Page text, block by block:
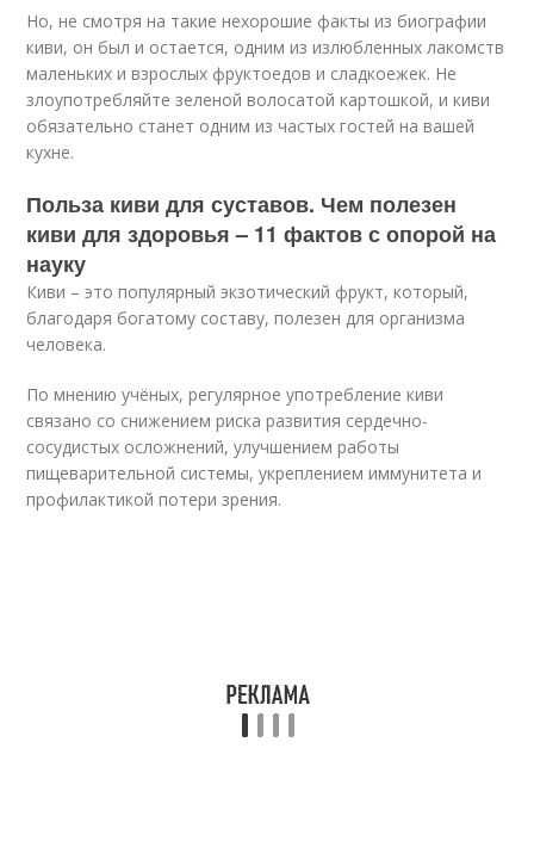
Но, не смотря на такие нехорошие факты из биографии
киви, он был и остается, одним из излюбленных лакомств
маленьких и взрослых фруктоедов и сладкоежек. Не
злоупотребляйте зеленой волосатой картошкой, и киви
обязательно станет одним из частых гостей на вашей
кухне.
Польза киви для суставов. Чем полезен
киви для здоровья – 11 фактов с опорой на
науку
Киви – это популярный экзотический фрукт, который,
благодаря богатому составу, полезен для организма
человека.
По мнению учёных, регулярное употребление киви
связано со снижением риска развития сердечно-
сосудистых осложнений, улучшением работы
пищеварительной системы, укреплением иммунитета и
профилактикой потери зрения.